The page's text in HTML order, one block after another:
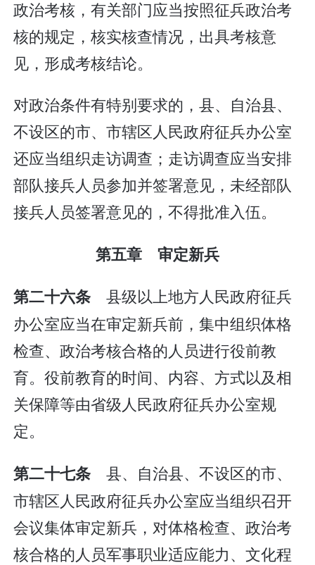
政治考核，有关部门应当按照征兵政治考
核的规定，核实核查情况，出具考核意
见，形成考核结论。
对政治条件有特别要求的，县、自治县、
不设区的市、市辖区人民政府征兵办公室
还应当组织走访调查；走访调查应当安排
部队接兵人员参加并签署意见，未经部队
接兵人员签署意见的，不得批准入伍。
第五章 审定新兵
第二十六条 县级以上地方人民政府征兵
办公室应当在审定新兵前，集中组织体格
检查、政治考核合格的人员进行役前教
育。役前教育的时间、内容、方式以及相
关保障等由省级人民政府征兵办公室规
定。
第二十七条 县、自治县、不设区的市、
市辖区人民政府征兵办公室应当组织召开
会议集体审定新兵，对体格检查、政治考
核合格的人员军事职业适应能力、文化程